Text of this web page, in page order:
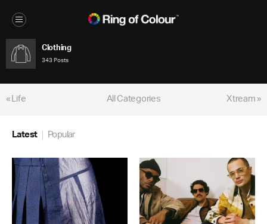
Clothing
343 Posts
« Life Xtream »
All Categories
Latest Popular